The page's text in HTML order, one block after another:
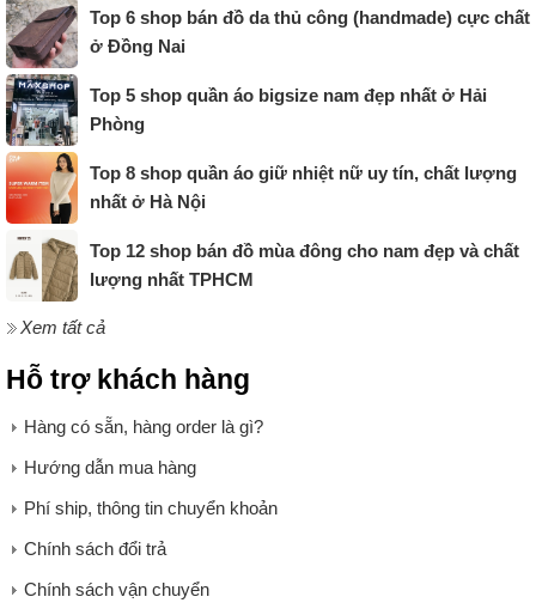
Top 6 shop bán đồ da thủ công (handmade) cực chất
ở Đồng Nai
Top 5 shop quần áo bigsize nam đẹp nhất ở Hải
Phòng
Top 8 shop quần áo giữ nhiệt nữ uy tín, chất lượng
nhất ở Hà Nội
Top 12 shop bán đồ mùa đông cho nam đẹp và chất
lượng nhất TPHCM
Xem tất cả
Hỗ trợ khách hàng
Hàng có sẵn, hàng order là gì?
Hướng dẫn mua hàng
Phí ship, thông tin chuyển khoản
Chính sách đổi trả
Chính sách vận chuyển